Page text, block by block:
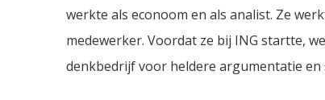
werkte als econoom en als analist. Ze
medewerker. Voordat ze bij ING startte,
denkbedrijf voor heldere argumentatie en